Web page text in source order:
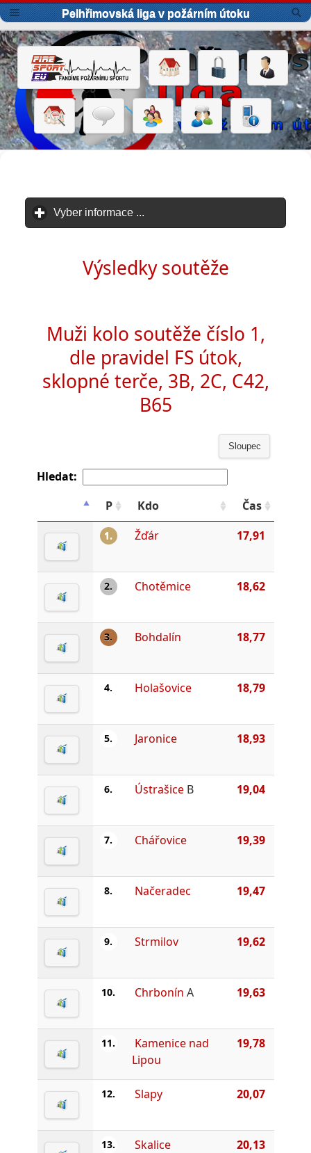
Pelhřimovská liga v požárním útoku
Vyber informace ...
Výsledky soutěže
Muži kolo soutěže číslo 1,
dle pravidel FS útok,
sklopné terče, 3B, 2C, C42,
B65
Sloupec
Hledat:
P
Kdo Čas
1. Žďár 17,91
2. Chotěmice 18,62
3. Bohdalín 18,77
4. Holašovice 18,79
5. Jaronice 18,93
6. ÚstrašiceB 19,04
7. Chářovice 19,39
8. Načeradec 19,47
9. Strmilov 19,62
10. Chrbonín A 19,63
11.
Kamenice nad
Lipou
19,78
12. Slapy 20,07
13. Skalice 20,13